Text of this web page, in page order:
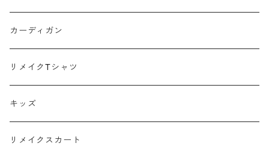
スウェット
ポロシャツ
カーディガン
リメイクTシャツ
キッズ
リメイクスカート